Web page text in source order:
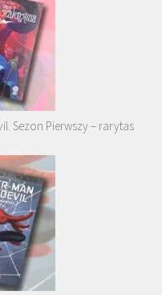
Sezon Pierwszy – rarytas